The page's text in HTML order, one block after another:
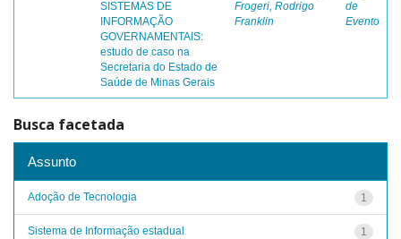
SISTEMAS DE
INFORMAÇÃO
GOVERNAMENTAIS:
estudo de caso na
Secretaria do Estado de
Saúde de Minas Gerais
Frogeri, Rodrigo
Franklin
de
Evento
Busca facetada
Assunto
1
Adoção de Tecnologia
1
Sistema de Informação estadual